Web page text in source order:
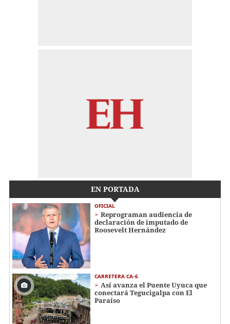
EN PORTADA
OFICIAL
Reprograman audiencia de
declaración de imputado de
Roosevelt Hernández
CARRETERA CA-6
Así avanza el Puente Uyuca que
conectará Tegucigalpa con El
Paraíso